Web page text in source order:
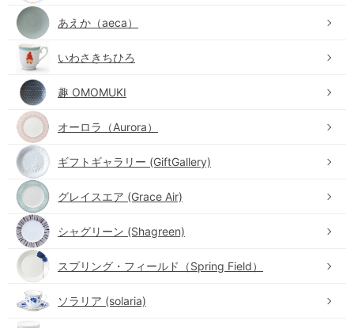
あえか（aeca）
いわさきちひろ
趣 OMOMUKI
オーロラ（Aurora）
ギフトギャラリー (GiftGallery)
グレイスエア (Grace Air)
シャグリーン (Shagreen)
スプリング・フィールド（Spring Field）
ソラリア (solaria)